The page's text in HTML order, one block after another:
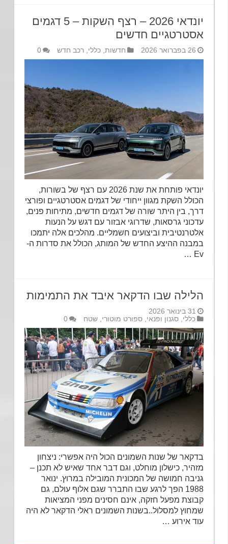
יונדאי 2026 – רצף השקות – 5 דגמים
אסטרטגיים חדשים
26 בפברואר 2026 חדשות,כללי ,רכב חדש
יונדאי פותחת את שנת 2026 עם רצף של בשורות,
הכולל השקת מגוון ייחודי של דגמים אסטרטגיים ופורצי
דרך, בין היתר שורה של דגמים חדשים, מתיחות פנים,
עדכוני גרסאות, שדרוגי אבזור עם דגש על הנעות
אלטרנטיבית וביצועים חשמליים. מהלכים אלה יתמכו
במבנה ההיצע החדש של המותג, הכולל את סדרות ה-
הלילה שבו הדקאר איבד את התמימות
31 בינואר 2026
כללי ,סגנון ופנאי,ספורט מוטורי,שטח
בדקאר של שנות השמונים הכול היה אפשרי:‏‏ ניצחון
מזהיר,‏‏ כישלון מוחלט,‏‏ וגם דבר אחד שאיש לא תכנן –
גניבה חמושה של המכונית המובילה במרוץ.‏‏ ינואר
1988 הפך לרגע שבו התברר שגם אלוף עולם,‏‏ גם
קבוצת מפעל חזקה,‏‏ אינם חסינים מפני המציאות
שמחוץ למסלול.‏‏.בשנות השמונים ראלי הדקאר לא היה
עוד אירוע …